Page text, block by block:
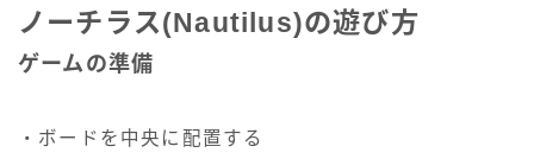
ノーチラス(Nautilus)の遊び方
ゲームの準備
・ボードを中央に配置する